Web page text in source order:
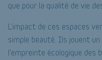
que pour la qualité de vie
L'impact de ces espaces
simple beauté. Ils jouent
l'empreinte écologique des